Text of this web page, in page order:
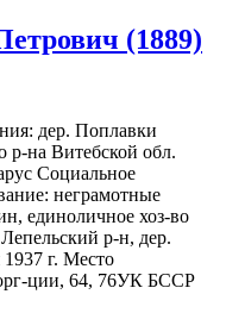
(1889)
дер. Поплавки
р-на Витебской обл.
Социальное
неграмотные
единоличное хоз-во
р-н, дер.
г. Место
ции, 64, 76УК БССР